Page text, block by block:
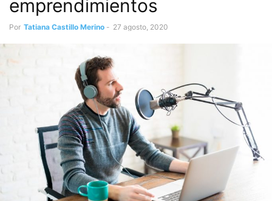
emprendimientos
Por Tatiana Castillo Merino - 27 agosto, 2020